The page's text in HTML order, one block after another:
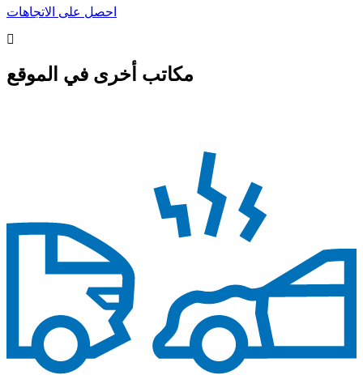
احصل على الاتجاهات
مكاتب أخرى في الموقع